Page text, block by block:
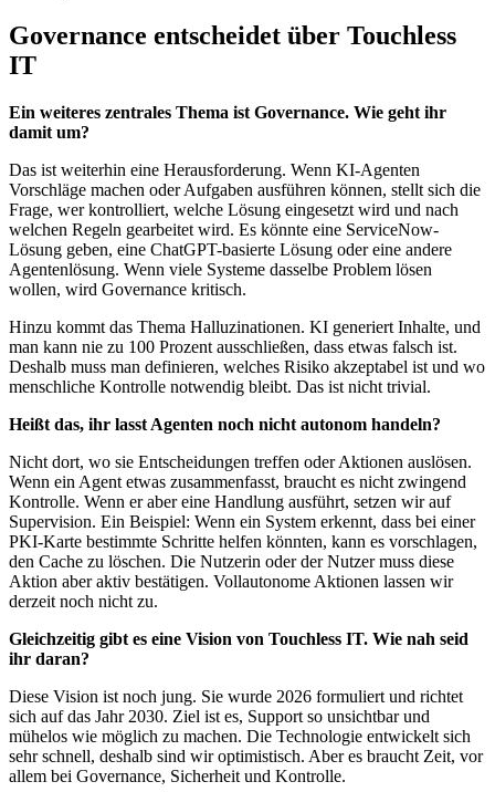
Governance entscheidet über Touchless
IT
Ein weiteres zentrales Thema ist Governance. Wie geht ihr
damit um?
Das ist weiterhin eine Herausforderung. Wenn KI-Agenten
Vorschläge machen oder Aufgaben ausführen können, stellt sich die
Frage, wer kontrolliert, welche Lösung eingesetzt wird und nach
welchen Regeln gearbeitet wird. Es könnte eine ServiceNow-
Lösung geben, eine ChatGPT-basierte Lösung oder eine andere
Agentenlösung. Wenn viele Systeme dasselbe Problem lösen
wollen, wird Governance kritisch.
Hinzu kommt das Thema Halluzinationen. KI generiert Inhalte, und
man kann nie zu 100 Prozent ausschließen, dass etwas falsch ist.
Deshalb muss man definieren, welches Risiko akzeptabel ist und wo
menschliche Kontrolle notwendig bleibt. Das ist nicht trivial.
Heißt das, ihr lasst Agenten noch nicht autonom handeln?
Nicht dort, wo sie Entscheidungen treffen oder Aktionen auslösen.
Wenn ein Agent etwas zusammenfasst, braucht es nicht zwingend
Kontrolle. Wenn er aber eine Handlung ausführt, setzen wir auf
Supervision. Ein Beispiel: Wenn ein System erkennt, dass bei einer
PKI-Karte bestimmte Schritte helfen könnten, kann es vorschlagen,
den Cache zu löschen. Die Nutzerin oder der Nutzer muss diese
Aktion aber aktiv bestätigen. Vollautonome Aktionen lassen wir
derzeit noch nicht zu.
Gleichzeitig gibt es eine Vision von Touchless IT. Wie nah seid
ihr daran?
Diese Vision ist noch jung. Sie wurde 2026 formuliert und richtet
sich auf das Jahr 2030. Ziel ist es, Support so unsichtbar und
mühelos wie möglich zu machen. Die Technologie entwickelt sich
sehr schnell, deshalb sind wir optimistisch. Aber es braucht Zeit, vor
allem bei Governance, Sicherheit und Kontrolle.